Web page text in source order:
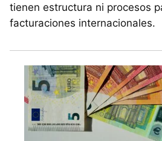
tienen estructura ni procesos
facturaciones internacionales.